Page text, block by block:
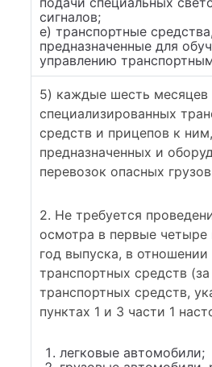
сигналов;
е) транспортные средства,
предназначенные для
управлению
5) каждые шесть месяцев
специализированных
средств и прицепов к ним,
предназначенных и
перевозок опасных
2. Не требуется
осмотра в первые четыре
год выпуска, в
транспортных средств
транспортных средств,
пунктах 1 и 3 части 1
легковые автомобили;